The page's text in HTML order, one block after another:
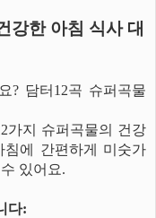
강한 아침 식사 대
? 담터12곡 슈퍼곡물
가지 슈퍼곡물의 건강
에 간편하게 미숫가
있어요.
다: